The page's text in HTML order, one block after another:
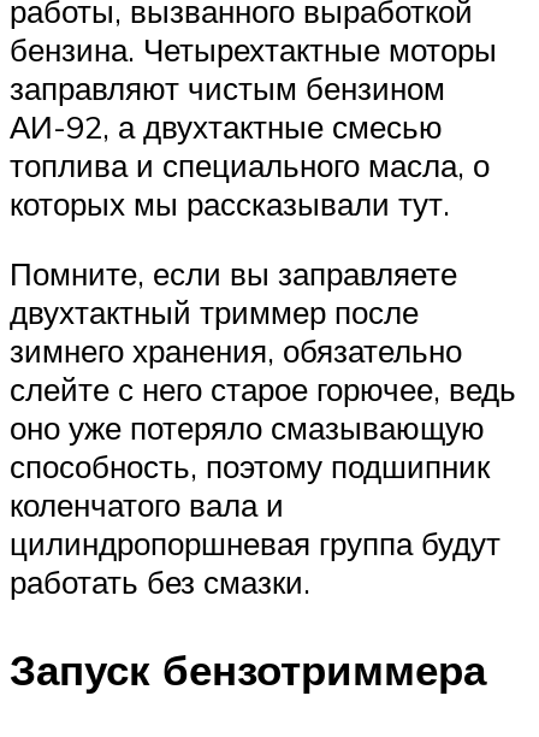
работы, вызванного выработкой
бензина. Четырехтактные моторы
заправляют чистым бензином
АИ-92, а двухтактные смесью
топлива и специального масла, о
которых мы рассказывали тут.
Помните, если вы заправляете
двухтактный триммер после
зимнего хранения, обязательно
слейте с него старое горючее, ведь
оно уже потеряло смазывающую
способность, поэтому подшипник
коленчатого вала и
цилиндропоршневая группа будут
работать без смазки.
Запуск бензотриммера